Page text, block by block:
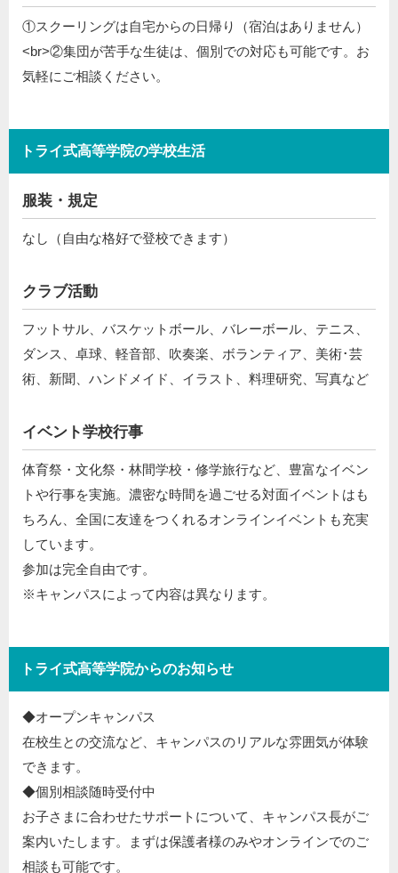
①スクーリングは自宅からの日帰り（宿泊はありません）
<br>②集団が苦手な生徒は、個別での対応も可能です。お
気軽にご相談ください。
トライ式高等学院の学校生活
服装・規定
なし（自由な格好で登校できます）
クラブ活動
フットサル、バスケットボール、バレーボール、テニス、
ダンス、卓球、軽音部、吹奏楽、ボランティア、美術･芸
術、新聞、ハンドメイド、イラスト、料理研究、写真など
イベント学校行事
体育祭・文化祭・林間学校・修学旅行など、豊富なイベン
トや行事を実施。濃密な時間を過ごせる対面イベントはも
ちろん、全国に友達をつくれるオンラインイベントも充実
しています。
参加は完全自由です。
※キャンパスによって内容は異なります。
トライ式高等学院からのお知らせ
◆オープンキャンパス​
在校生との交流など、キャンパスのリアルな雰囲気が体験
できます。​
◆個別相談随時受付中​
お子さまに合わせたサポートについて、キャンパス長がご
案内いたします。まずは保護者様のみやオンラインでのご
相談も可能です。